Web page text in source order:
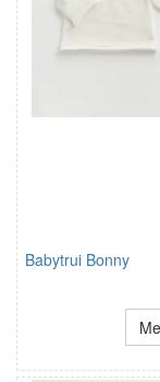
Babytrui Bonny